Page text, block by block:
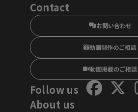
Contact
お問い合わせ
動画制作のご相談
動画掲載のご相談
Follow us
About us